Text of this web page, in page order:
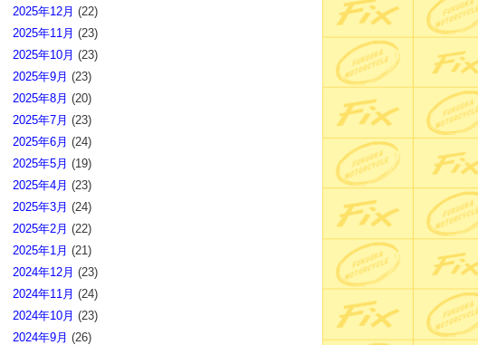
2025年12月 (22)
2025年11月 (23)
2025年10月 (23)
2025年9月 (23)
2025年8月 (20)
2025年7月 (23)
2025年6月 (24)
2025年5月 (19)
2025年4月 (23)
2025年3月 (24)
2025年2月 (22)
2025年1月 (21)
2024年12月 (23)
2024年11月 (24)
2024年10月 (23)
2024年9月 (26)